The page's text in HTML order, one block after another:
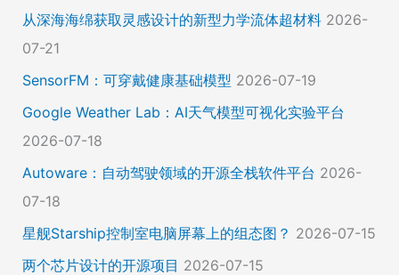
从深海海绵获取灵感设计的新型力学流体超材料 2026-
07-21
SensorFM：可穿戴健康基础模型 2026-07-19
Google Weather Lab：AI天气模型可视化实验平台
2026-07-18
Autoware：自动驾驶领域的开源全栈软件平台 2026-
07-18
星舰Starship控制室电脑屏幕上的组态图？ 2026-07-15
两个芯片设计的开源项目 2026-07-15